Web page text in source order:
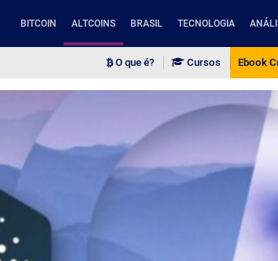
BITCOIN ALTCOINS BRASIL TECNOLOGIA
O que é? Cursos Ebook